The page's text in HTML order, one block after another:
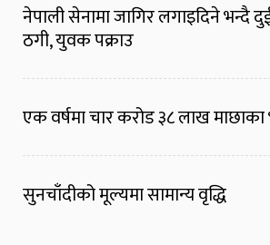
नेपाली सेनामा जागिर लगाइदिने भन्दै
ठगी, युवक पक्राउ
एक वर्षमा चार करोड ३८ लाख माछाका
सुनचाँदीको मूल्यमा सामान्य वृद्धि